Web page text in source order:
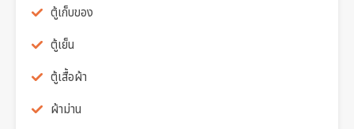
ตู้เก็บของ
ตู้เย็น
ตู้เสื้อผ้า
ผ้าม่าน